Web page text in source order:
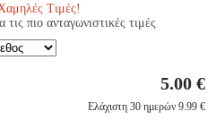
Τιμές!
πιο ανταγωνιστικές τιμές
5.00 €
Ελάχιστη 30 ημερών 9.99 €